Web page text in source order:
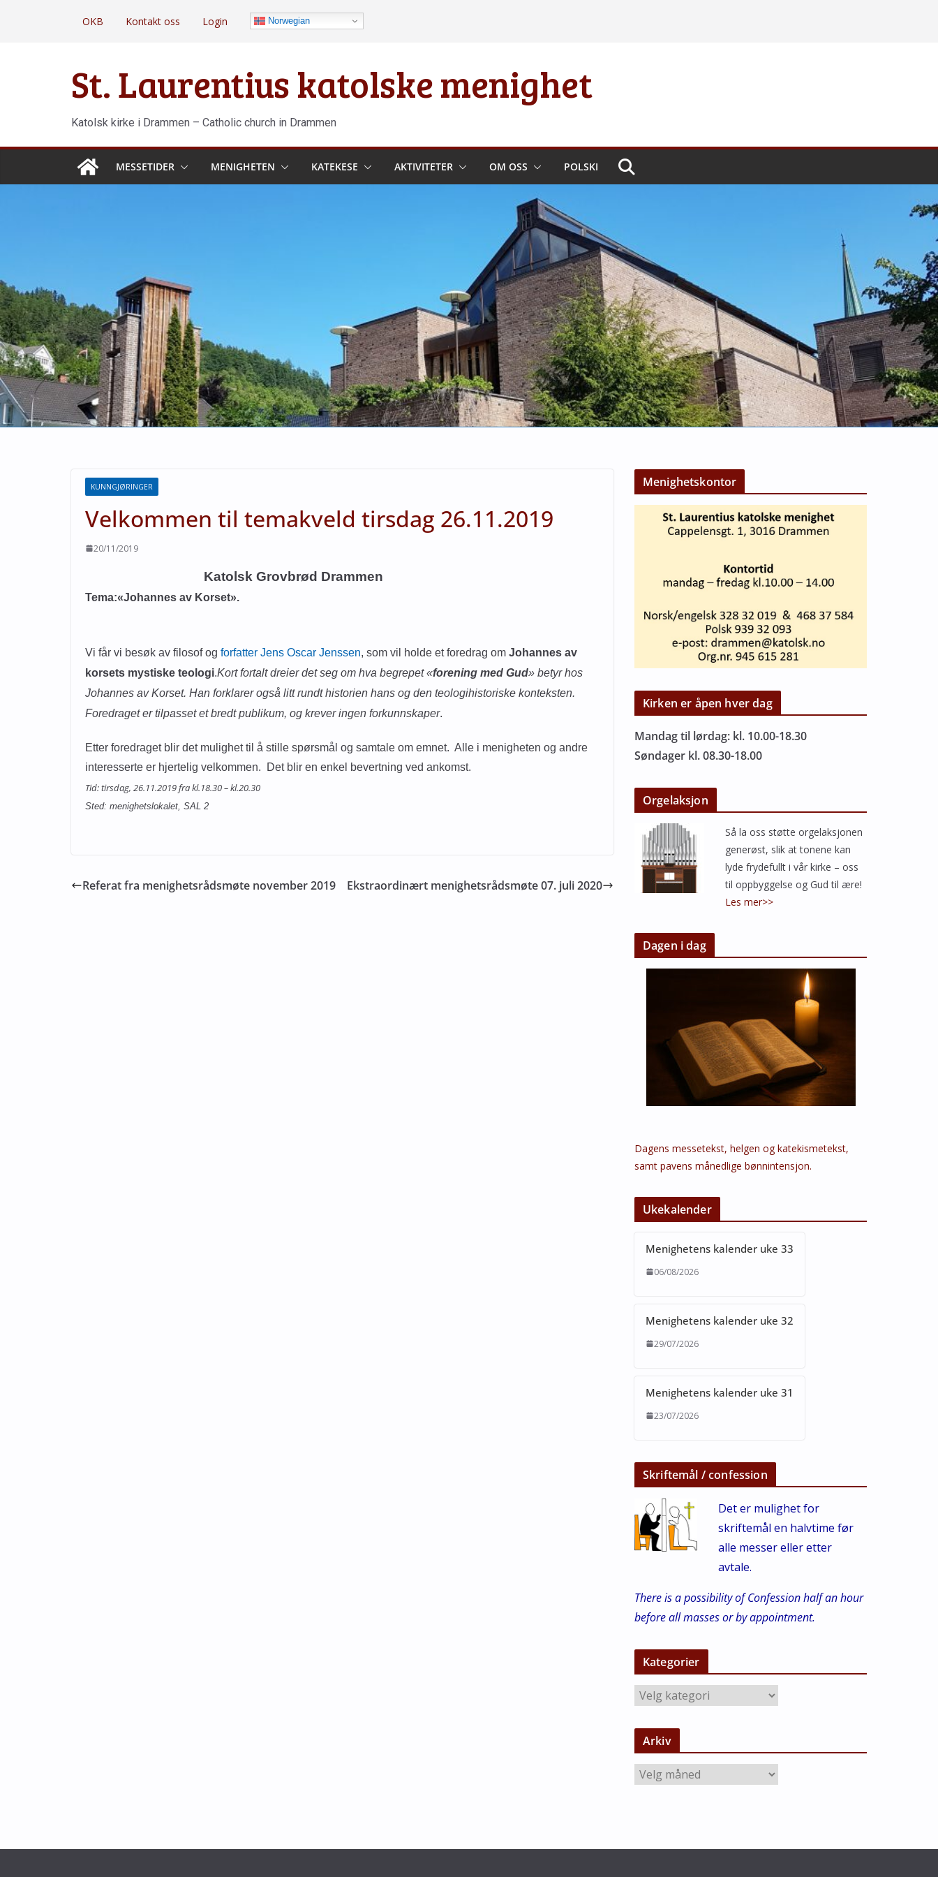
OKB Kontakt oss Login Norwegian
St. Laurentius katolske menighet
Katolsk kirke i Drammen – Catholic church in Drammen
MESSETIDER MENIGHETEN KATEKESE AKTIVITETER OM OSS POLSKI
KUNNGJØRINGER
Velkommen til temakveld tirsdag 26.11.2019
20/11/2019
Katolsk Grovbrød Drammen
Tema:«Johannes av Korset».
Vi får vi besøk av filosof og forfatter Jens Oscar Jenssen, som vil holde et foredrag om Johannes av
korsets mystiske teologi.Kort fortalt dreier det seg om hva begrepet «forening med Gud» betyr hos
Johannes av Korset. Han forklarer også litt rundt historien hans og den teologihistoriske konteksten.
Foredraget er tilpasset et bredt publikum, og krever ingen forkunnskaper.
Etter foredraget blir det mulighet til å stille spørsmål og samtale om emnet. Alle i menigheten og andre
interesserte er hjertelig velkommen. Det blir en enkel bevertning ved ankomst.
Tid: tirsdag, 26.11.2019 fra kl.18.30 – kl.20.30
Sted: menighetslokalet, SAL 2
Referat fra menighetsrådsmøte november 2019 Ekstraordinært menighetsrådsmøte 07. juli 2020
Menighetskontor
Kirken er åpen hver dag
Mandag til lørdag: kl. 10.00-18.30
Søndager kl. 08.30-18.00
Orgelaksjon
Så la oss støtte orgelaksjonen
generøst, slik at tonene kan
lyde frydefullt i vår kirke – oss
til oppbyggelse og Gud til ære!
Les mer>>
Dagen i dag
Dagens messetekst, helgen og katekismetekst,
samt pavens månedlige bønnintensjon.
Ukekalender
Menighetens kalender uke 33
06/08/2026
Menighetens kalender uke 32
29/07/2026
Menighetens kalender uke 31
23/07/2026
Skriftemål / confession
Det er mulighet for
skriftemål en halvtime før
alle messer eller etter
avtale.
There is a possibility of Confession half an hour
before all masses or by appointment.
Kategorier
K
a
t
g
r
Arkiv
A
r